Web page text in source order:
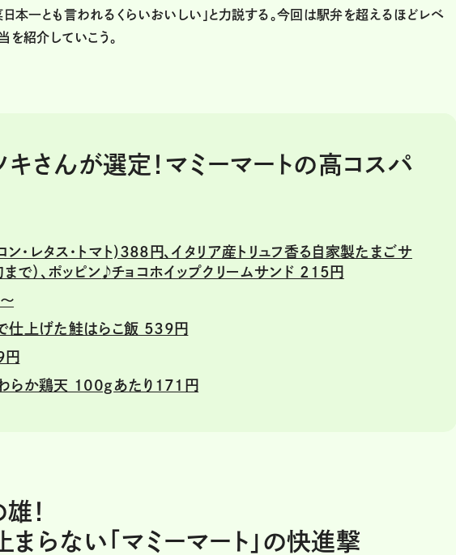
本一とも言われるくらいおいしい」と力説する。今回は駅弁を超えるほどレベ
紹介していこう。
さんが選定！マミーマートの高コスパ
ン・レタス・トマト)388円、イタリア産トリュフ香る自家製たまごサ
で）、ポッピン ♪チョコホイップクリームサンド 215円
仕上げた鮭はらこ飯 539円
円
わらか鶏天 100gあたり171円
！
らない「マミーマート」の快進撃